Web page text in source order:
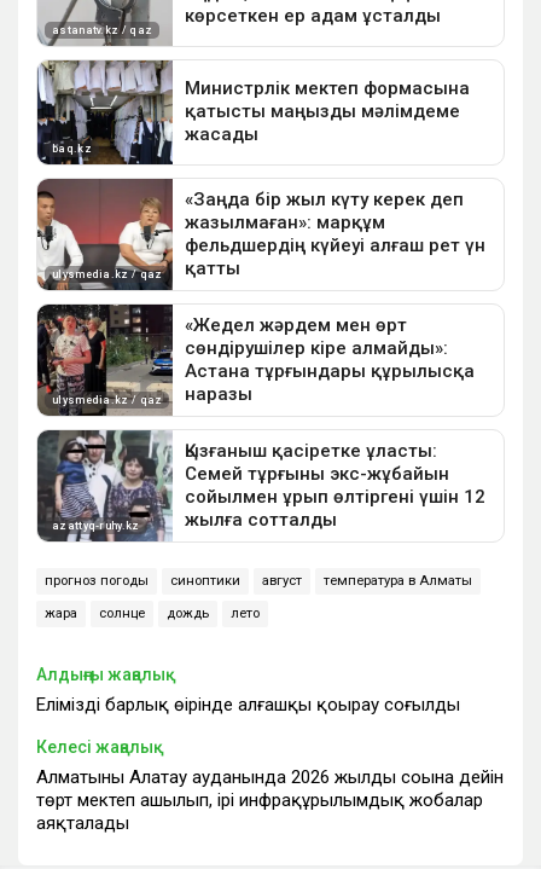
прогноз погоды синоптики август температура в Алматы
жара солнце дождь лето
Алдыңғы жаңалық
Еліміздің барлық өңірінде алғашқы қоңырау соғылды
Келесі жаңалық
Алматының Алатау ауданында 2026 жылдың соңына дейін
төрт мектеп ашылып, ірі инфрақұрылымдық жобалар
аяқталады